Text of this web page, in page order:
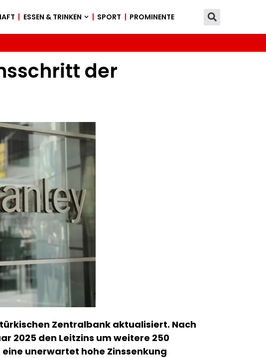
ESSEN & TRINKEN SPORT PROMINENTE
der
Zentralbank aktualisiert. Nach
2025 den Leitzins um weitere 250
unerwartet hohe Zinssenkung